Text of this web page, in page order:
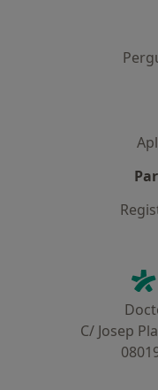
C/ Josep